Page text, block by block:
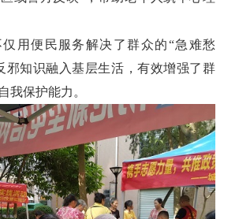
用便民服务解决了群众的“急难愁
邪知识融入基层生活，有效增强了群
我保护能力。